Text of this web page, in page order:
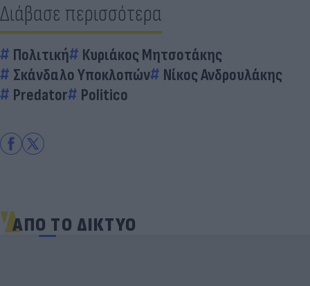
Διάβασε περισσότερα
Πολιτική
Κυριάκος Μητσοτάκης
Σκάνδαλο Υποκλοπών
Νίκος Ανδρουλάκης
Predator
Politico
ΑΠΟ ΤΟ ΔΙΚΤΥΟ